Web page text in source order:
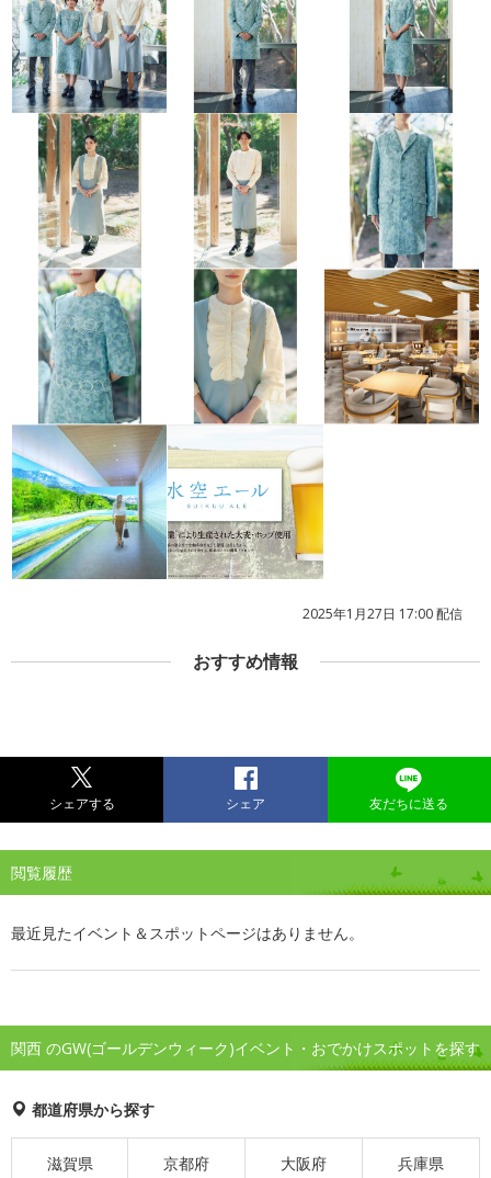
2025年1月27日 17:00 配信
おすすめ情報
シェアする シェア 友だちに送る
閲覧履歴
最近見たイベント＆スポットページはありません。
関西 のGW(ゴールデンウィーク)イベント・おでかけスポットを探す
都道府県から探す
滋賀県 京都府 大阪府 兵庫県